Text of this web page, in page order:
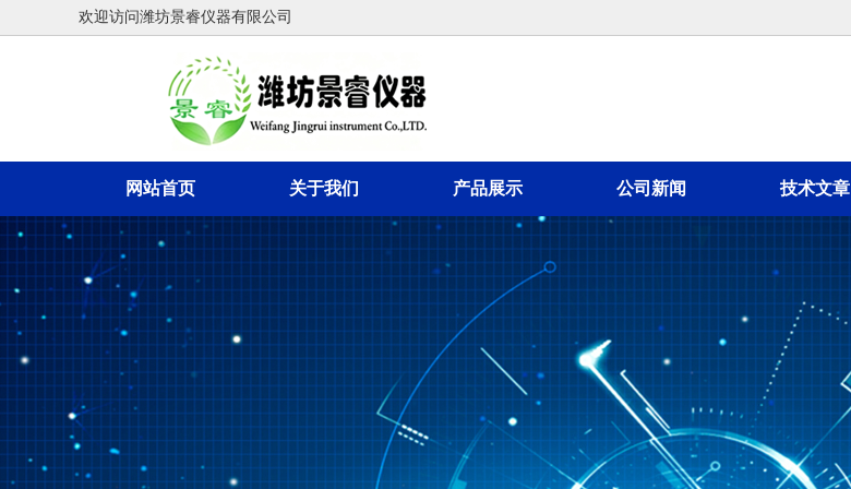
欢迎访问潍坊景睿仪器有限公司
网站首页 关于我们 产品展示 公司新闻 技术文章